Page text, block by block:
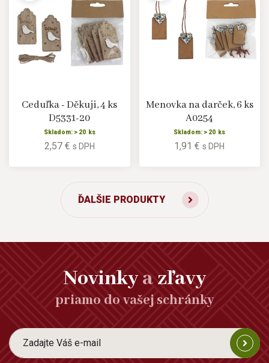
Ceduľka - Děkuji, 4 ks
D5331-20
Skladom: > 20 ks
2,57 € s DPH
Menovka na darček, 6 ks
A0254
Skladom: > 20 ks
1,91 €s DPH
ĎALŠIE PRODUKTY
Novinkyazľavy
priamo do vašej schránky